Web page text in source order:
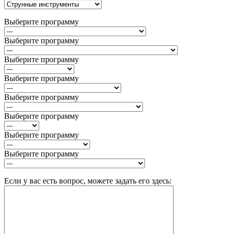
Выберите программу
Выберите программу
Выберите программу
Выберите программу
Выберите программу
Выберите программу
Выберите программу
Выберите программу
Если у вас есть вопрос, можете задать его здесь: